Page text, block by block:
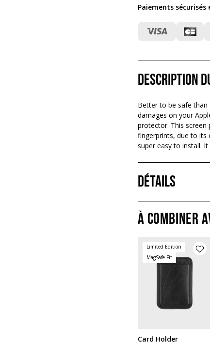
Paiements
Description
Better to be safe than
damages on your
protector. This screen
fingerprints, due to its
super easy to install.
Détails
À combiner
Limited Edition
MagSafe Fit
Card Holder